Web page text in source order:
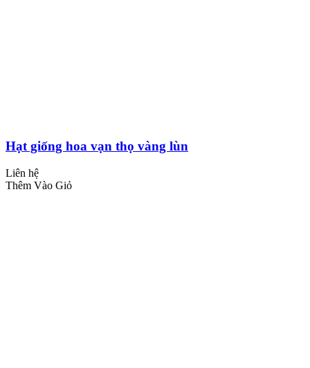
Hạt giống hoa vạn thọ vàng lùn
Liên hệ
Thêm Vào Giỏ